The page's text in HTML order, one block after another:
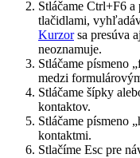
Stláčame Ctrl+F6 a
tlačidlami,
Kurzorsa presúva
neoznamuje.
Stláčame písmeno
medzi
Stláčame šípky
kontaktov.
Stláčame písmeno
kontaktmi.
Stlačíme Esc pre